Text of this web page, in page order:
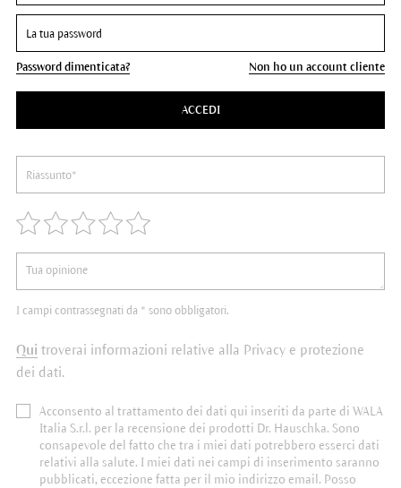
Password dimenticata? Non ho un account cliente
ACCEDI
I campi contrassegnati da * sono obbligatori.
Qui troverai informazioni relative alla Privacy e protezione
dei dati.
Acconsento al trattamento dei dati qui inseriti da parte di WALA
Italia S.r.l. per la recensione dei prodotti Dr. Hauschka. Sono
consapevole del fatto che tra i miei dati potrebbero esserci dati
relativi alla salute. I miei dati nei campi di inserimento saranno
pubblicati, eccezione fatta per il mio indirizzo email. Posso